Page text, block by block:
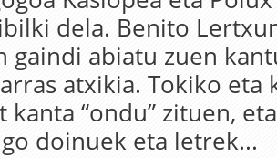
dela. Benito
gaindi abiatu zuen
atxikia. Tokiko eta
kanta “ondu” zituen,
doinuek eta letrek...